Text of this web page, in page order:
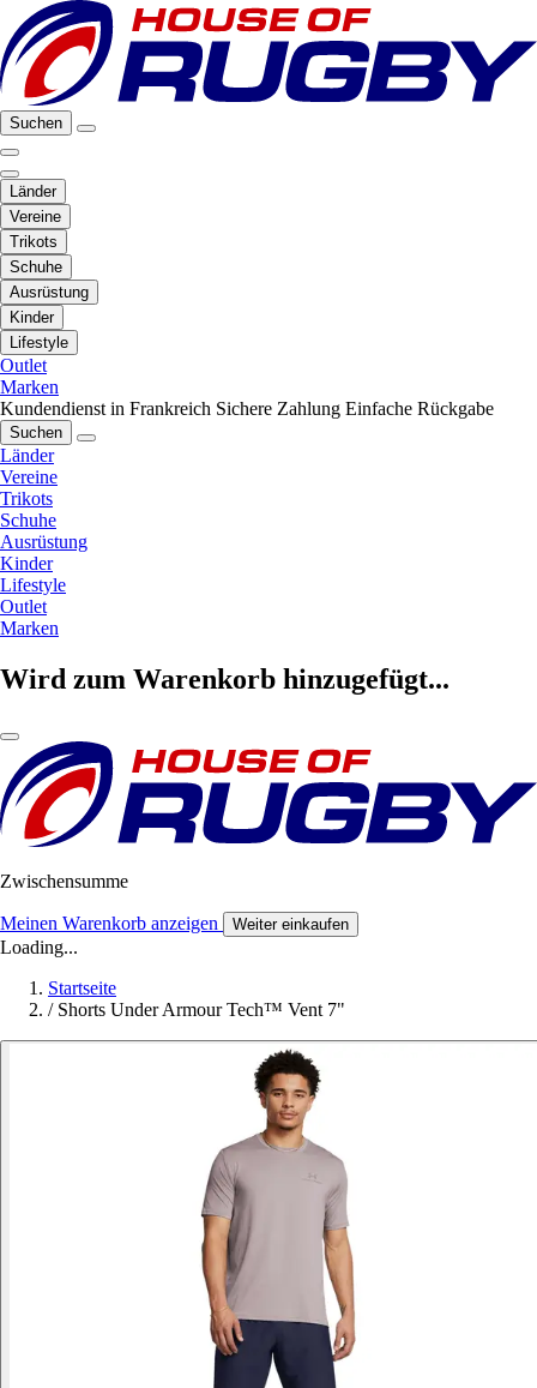
Suchen
Länder
Vereine
Trikots
Schuhe
Ausrüstung
Kinder
Lifestyle
Outlet
Marken
Kundendienst in Frankreich Sichere Zahlung Einfache Rückgabe
Suchen
Länder
Vereine
Trikots
Schuhe
Ausrüstung
Kinder
Lifestyle
Outlet
Marken
Wird zum Warenkorb hinzugefügt...
Zwischensumme
Meinen Warenkorb anzeigen Weiter einkaufen
Loading...
Startseite
/ Shorts Under Armour Tech™ Vent 7"